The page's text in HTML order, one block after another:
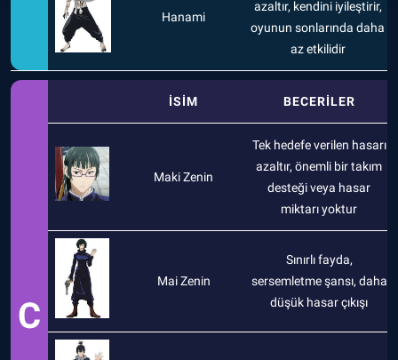
Hanami
azaltır, kendini iyileştirir,
oyunun sonlarında daha
az etkilidir
C
İSİM BECERİLER
Maki Zenin
Tek hedefe verilen hasarı
azaltır, önemli bir takım
desteği veya hasar
miktarı yoktur
Mai Zenin
Sınırlı fayda,
sersemletme şansı, daha
düşük hasar çıkışı